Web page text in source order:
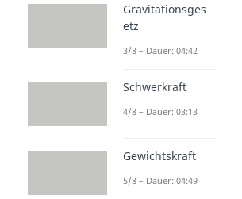
Gravitationsges
etz
3/8 – Dauer: 04:42
Schwerkraft
4/8 – Dauer: 03:13
Gewichtskraft
5/8 – Dauer: 04:49